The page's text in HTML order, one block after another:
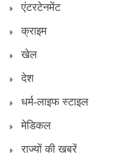
एंटरटेनमेंट
क्राइम
खेल
देश
धर्म-लाइफ स्टाइल
मेडिकल
राज्यों की खबरें